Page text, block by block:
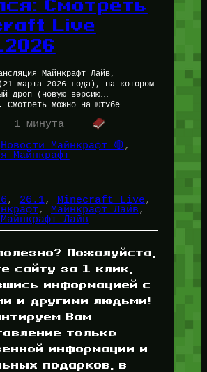
Смотреть
Live
Майнкрафт Лайв,
марта 2026 года), на котором
дроп (новую версию
Смотреть можно на Ютубе
канале Minecraft) — клик. Если
1 минута
Новости Майнкрафт 🔴
Майнкрафт
, 26.1, Minecraft Live
, Майнкрафт Лайв
Лайв
Пожалуйста,
сайту за 1 клик,
информацией с
и другими людьми!
Вам
только
информации и
подарков, в